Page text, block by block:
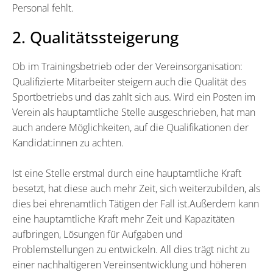
Personal fehlt.
2. Qualitätssteigerung
Ob im Trainingsbetrieb oder der Vereinsorganisation:
Qualifizierte Mitarbeiter steigern auch die Qualität des
Sportbetriebs und das zahlt sich aus. Wird ein Posten im
Verein als hauptamtliche Stelle ausgeschrieben, hat man
auch andere Möglichkeiten, auf die Qualifikationen der
Kandidat:innen zu achten.
Ist eine Stelle erstmal durch eine hauptamtliche Kraft
besetzt, hat diese auch mehr Zeit, sich weiterzubilden, als
dies bei ehrenamtlich Tätigen der Fall ist.Außerdem kann
eine hauptamtliche Kraft mehr Zeit und Kapazitäten
aufbringen, Lösungen für Aufgaben und
Problemstellungen zu entwickeln. All dies trägt nicht zu
einer nachhaltigeren Vereinsentwicklung und höheren